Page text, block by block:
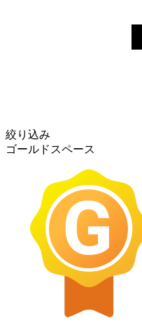
絞り込み
ゴールドスペース